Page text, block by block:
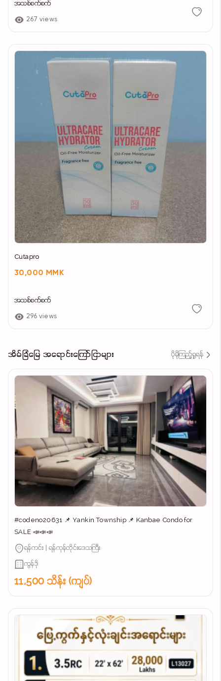
အသစ်စက်စက်
267 views
Cutapro
30,000 MMK
အသစ်စက်စက်
296 views
အိမ်ခြံမြေ အရောင်းကြော်ငြာများ ပိုမိုကြည့်ရှုရန်
#codeno20631 📌 Yankin Township 📌 Kanbae Condo for
SALE 📣📣📣
ရန်ကင်း | ရန်ကုန်တိုင်းဒေသကြီး
ကွန်ဒို
11,500 သိန်း (ကျပ်)